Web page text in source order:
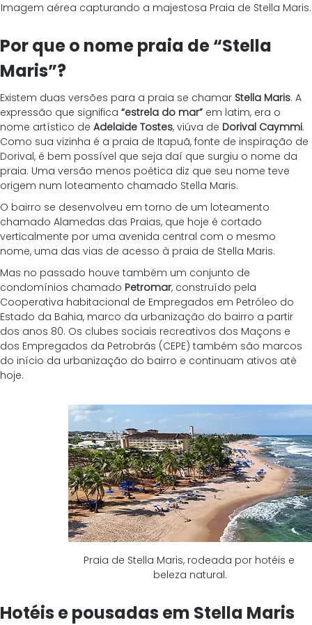
Imagem aérea capturando a majestosa Praia de Stella Maris.
Por que o nome praia de “Stella
Maris”?
Existem duas versões para a praia se chamar Stella Maris. A
expressão que significa “estrela do mar” em latim, era o
nome artístico de Adelaide Tostes, viúva de Dorival Caymmi.
Como sua vizinha é a praia de Itapuã, fonte de inspiração de
Dorival, é bem possível que seja daí que surgiu o nome da
praia. Uma versão menos poética diz que seu nome teve
origem num loteamento chamado Stella Maris.
O bairro se desenvolveu em torno de um loteamento
chamado Alamedas das Praias, que hoje é cortado
verticalmente por uma avenida central com o mesmo
nome, uma das vias de acesso à praia de Stella Maris.
Mas no passado houve também um conjunto de
condomínios chamado Petromar, construído pela
Cooperativa habitacional de Empregados em Petróleo do
Estado da Bahia, marco da urbanização do bairro a partir
dos anos 80. Os clubes sociais recreativos dos Maçons e
dos Empregados da Petrobrás (CEPE) também são marcos
do início da urbanização do bairro e continuam ativos até
hoje.
Praia de Stella Maris, rodeada por hotéis e
beleza natural.
Hotéis e pousadas em Stella Maris